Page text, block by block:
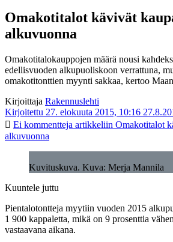
Omakotitalot kävivät
alkuvuonna
Omakotitalokauppojen määrä nousi
edellisvuoden alkupuoliskoon verrattuna,
omakotitonttien myynti sakkaa, kertoo
Kirjoittaja Rakennuslehti
Kirjoitettu 27. elokuuta 2015, 10:16
Ei kommentteja artikkeliin Omakotitalot
alkuvuonna
Kuvituskuva. Kuva: Merja Mannila
Kuuntele juttu
Pientalotontteja myytiin vuoden 2015
1 900 kappaletta, mikä on 9 prosenttia
vastaavana aikana.